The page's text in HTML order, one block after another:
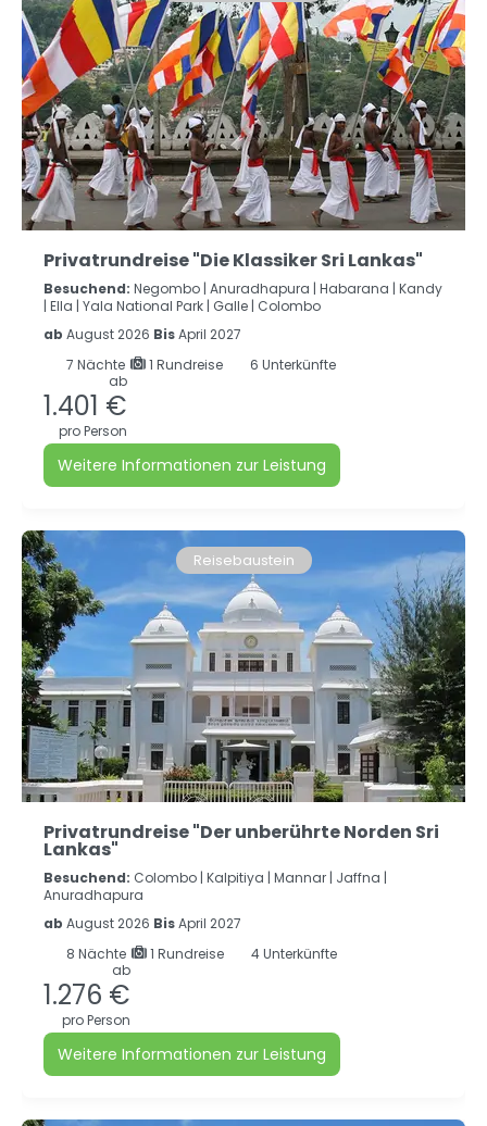
Privatrundreise "Die Klassiker Sri Lankas"
Besuchend: Negombo | Anuradhapura | Habarana | Kandy
| Ella | Yala National Park | Galle | Colombo
ab August 2026 BisApril 2027
7 Nächte 1 Rundreise
6 Unterkünfte
ab
1.401 €
pro Person
Weitere Informationen zur Leistung
Reisebaustein
Privatrundreise "Der unberührte Norden Sri
Lankas"
Besuchend: Colombo | Kalpitiya | Mannar | Jaffna |
Anuradhapura
ab August 2026 BisApril 2027
8 Nächte 1 Rundreise
4 Unterkünfte
ab
1.276 €
pro Person
Weitere Informationen zur Leistung